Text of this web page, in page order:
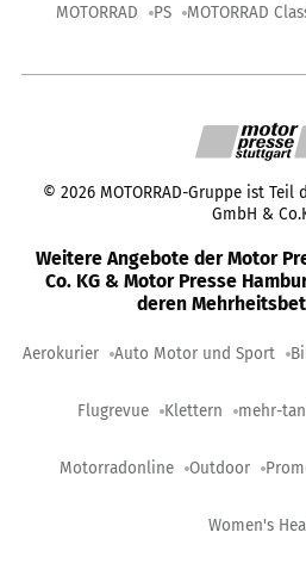
MOTORRAD PS MOTORRAD
© 2026 MOTORRAD-Gruppe ist
GmbH &
Weitere Angebote der Motor
Co. KG & Motor Presse
deren
Aerokurier Auto Motor und Sport
Flugrevue Klettern mehr-
Motorradonline Outdoor
Women's